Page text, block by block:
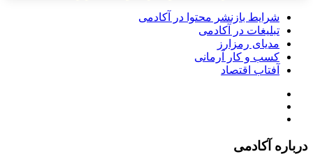
شرایط بازنشر محتوا در آکادمی
تبلیغات در آکادمی
مدیای رمزارز
کسب و کار آرمانی
آفتاب اقتصاد
درباره آکادمی